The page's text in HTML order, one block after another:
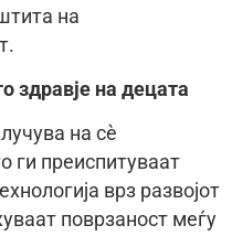
на
здравје на децата
на сè
ги преиспитуваат
врз развојот
поврзаност меѓу